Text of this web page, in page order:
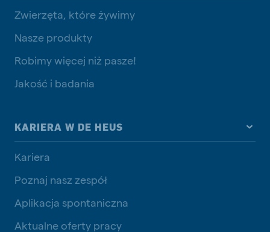
Zwierzęta, które żywimy
Nasze produkty
Robimy więcej niż pasze!
Jakość i badania
KARIERA W DE HEUS
Kariera
Poznaj nasz zespół
Aplikacja spontaniczna
Aktualne oferty pracy